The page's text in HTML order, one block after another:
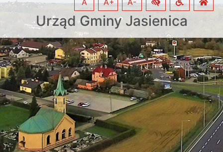
Urząd Gminy Jasienica
A A+ A-